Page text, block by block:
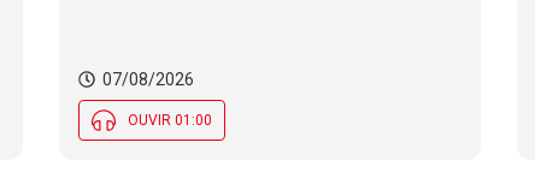
tradições indígenas e de imigrantes em
SC
07/08/2026
OUVIR 01:00